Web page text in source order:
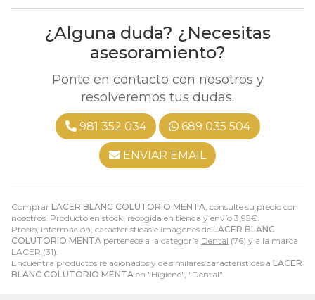
Comprar LACER BLANC COLUTORIO MENTA , consulte su precio con
nosotros. Producto en stock, recogida en tienda y envío 3,95€
Precio, información, características e imágenes de LACER BLANC
COLUTORIO MENTA pertenece a la categoría Dental (76) y a la marca
LACER (31).
Encuentra productos relacionados y de similares características a LACER
BLANC COLUTORIO MENTA en "Higiene", "Dental".
¿Alguna duda? ¿Necesitas
asesoramiento?
Ponte en contacto con nosotros y
resolveremos tus dudas.
981 352 034 689 035 504
ENVIAR EMAIL